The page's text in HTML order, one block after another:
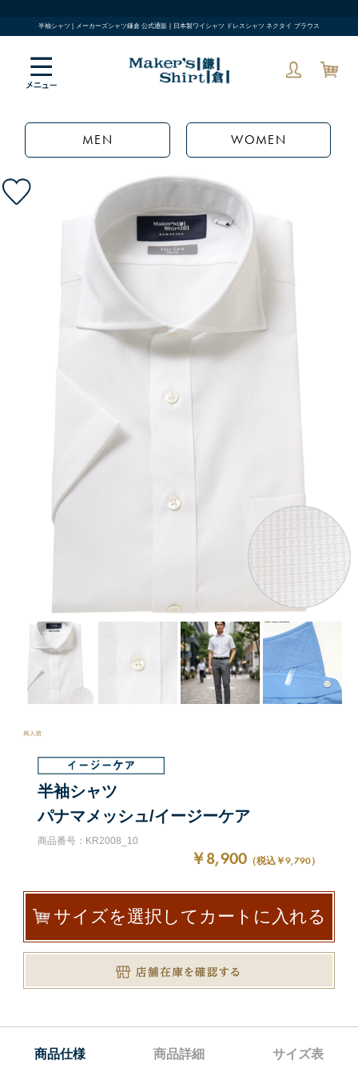
半袖シャツ | メーカーズシャツ鎌倉 公式通販 | 日本製ワイシャツ ドレスシャツ ネクタイ ブラウス
MEN WOMEN
半袖シャツ
パナマメッシュ/イージーケア
商品番号：KR2008_10
￥8,900 （税込￥9,790）
サイズを選択してカートに入れる
商品仕様 商品詳細 サイズ表